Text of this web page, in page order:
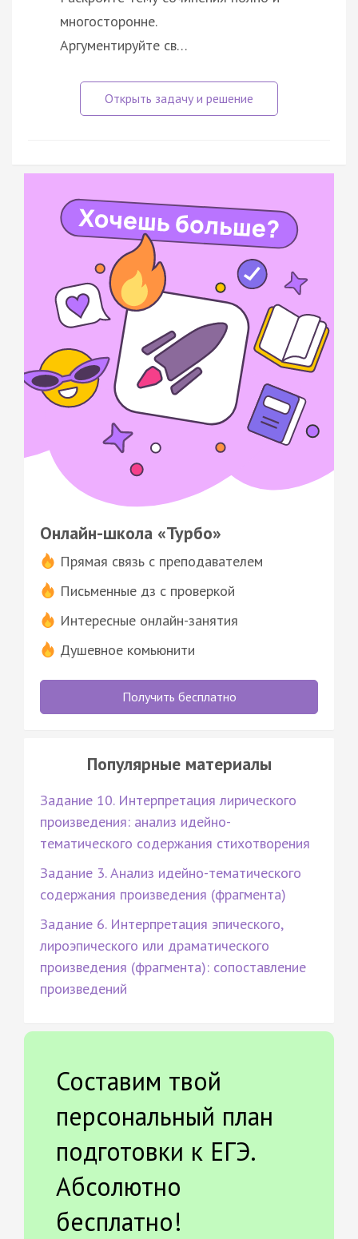
многосторонне.
Аргументируйте св…
Онлайн-школа «Турбо»
Прямая связь с преподавателем
Письменные дз с проверкой
Интересные онлайн-занятия
Душевное комьюнити
Получить бесплатно
Популярные материалы
Задание 10. Интерпретация лирического
произведения: анализ идейно-
тематического содержания стихотворения
Задание 3. Анализ идейно-тематического
содержания произведения (фрагмента)
Задание 6. Интерпретация эпического,
лироэпического или драматического
произведения (фрагмента): сопоставление
произведений
Составим твой
персональный план
подготовки к ЕГЭ.
Абсолютно
бесплатно!